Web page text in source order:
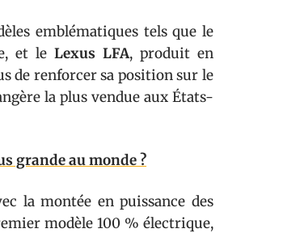
emblématiques tels que le
et le Lexus LFA, produit en
de renforcer sa position sur le
la plus vendue aux États-
grande au monde ?
la montée en puissance des
modèle 100 % électrique,